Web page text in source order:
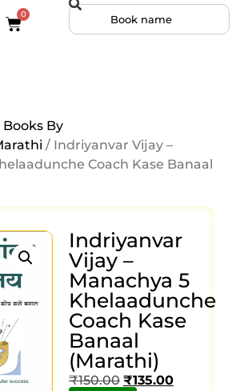
0
Books By
/ Indriyanvar Vijay –
Coach Kase Banaal
Indriyanvar
Vijay –
Manachya 5
Khelaadunche
Coach Kase
Banaal
(Marathi)
₹150.00 ₹135.00